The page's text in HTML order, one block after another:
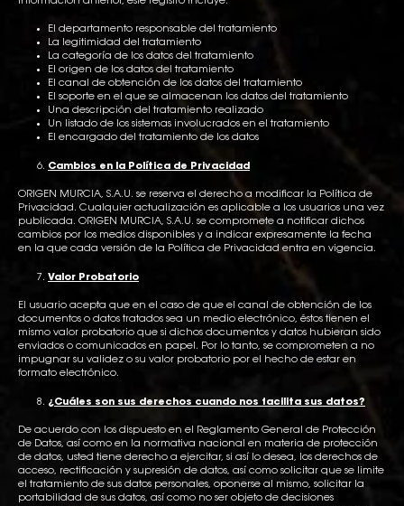
El departamento responsable del tratamiento
La legitimidad del tratamiento
La categoría de los datos del tratamiento
El origen de los datos del tratamiento
El canal de obtención de los datos del tratamiento
El soporte en el que se almacenan los datos del tratamiento
Una descripción del tratamiento realizado
Un listado de los sistemas involucrados en el tratamiento
El encargado del tratamiento de los datos
Cambios en la Política de Privacidad
ORIGEN MURCIA, S.A.U. se reserva el derecho a modificar la Política de
Privacidad. Cualquier actualización es aplicable a los usuarios una vez
publicada. ORIGEN MURCIA, S.A.U. se compromete a notificar dichos
cambios por los medios disponibles y a indicar expresamente la fecha
en la que cada versión de la Política de Privacidad entra en vigencia.
Valor Probatorio
El usuario acepta que en el caso de que el canal de obtención de los
documentos o datos tratados sea un medio electrónico, éstos tienen el
mismo valor probatorio que si dichos documentos y datos hubieran sido
enviados o comunicados en papel. Por lo tanto, se comprometen a no
impugnar su validez o su valor probatorio por el hecho de estar en
formato electrónico.
¿Cuáles son sus derechos cuando nos facilita sus datos?
De acuerdo con los dispuesto en el Reglamento General de Protección
de Datos, así como en la normativa nacional en materia de protección
de datos, usted tiene derecho a ejercitar, si así lo desea, los derechos de
acceso, rectificación y supresión de datos, así como solicitar que se limite
el tratamiento de sus datos personales, oponerse al mismo, solicitar la
portabilidad de sus datos, así como no ser objeto de decisiones